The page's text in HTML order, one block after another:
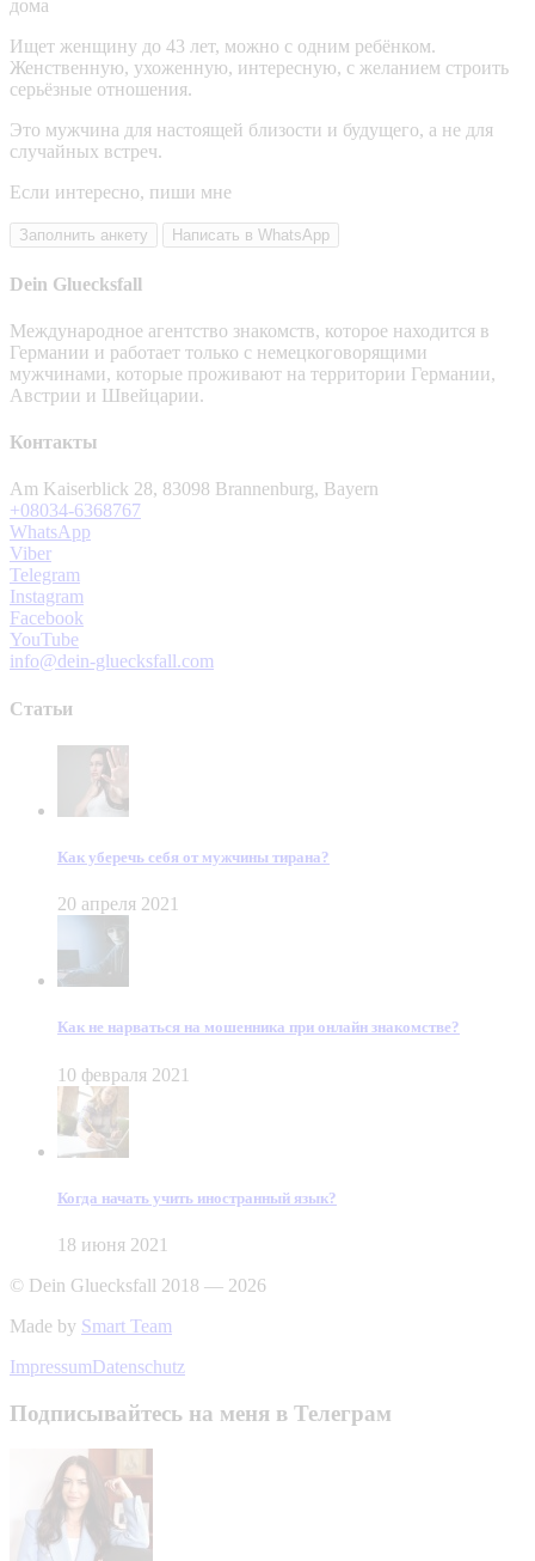
дома
Ищет женщину до 43 лет, можно с одним ребёнком.
Женственную, ухоженную, интересную, с желанием строить
серьёзные отношения.
Это мужчина для настоящей близости и будущего, а не для
случайных встреч.
Если интересно, пиши мне
Заполнить анкету Написать в WhatsApp
Dein Gluecksfall
Международное агентство знакомств, которое находится в
Германии и работает только с немецкоговорящими
мужчинами, которые проживают на территории Германии,
Австрии и Швейцарии.
Контакты
Am Kaiserblick 28, 83098 Brannenburg, Bayern
+08034-6368767
WhatsApp
Viber
Telegram
Instagram
Facebook
YouTube
info@dein-gluecksfall.com
Статьи
Как уберечь себя от мужчины тирана?
20 апреля 2021
Как не нарваться на мошенника при онлайн знакомстве?
10 февраля 2021
Когда начать учить иностранный язык?
18 июня 2021
© Dein Gluecksfall 2018 — 2026
Made by Smart Team
ImpressumDatenschutz
Подписывайтесь на меня в Телеграм